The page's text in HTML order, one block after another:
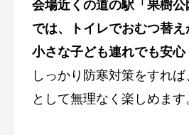
会場近くの道の駅「果樹公
では、トイレでおむつ替え
小さな子ども連れでも安心
しっかり防寒対策をすれ
として無理なく楽しめます